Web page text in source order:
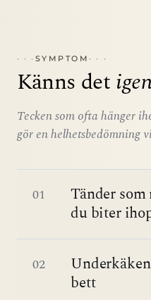
SYMPTOM
Känns det
Tecken som ofta hänger
gör en helhetsbedömning
01
Tänder
du biter
02
bett